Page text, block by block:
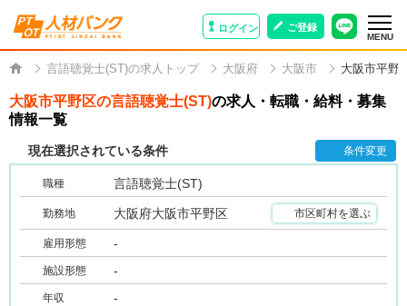
ログイン ご登録
MENU
言語聴覚士(ST)の求人トップ 大阪府 大阪市 大阪市平野
大阪市平野区の言語聴覚士(ST)の求人・転職・給料・募集
情報一覧
現在選択されている条件 条件変更
職種 言語聴覚士(ST)
勤務地 大阪府大阪市平野区 市区町村を選ぶ
雇用形態 -
施設形態 -
年収 -